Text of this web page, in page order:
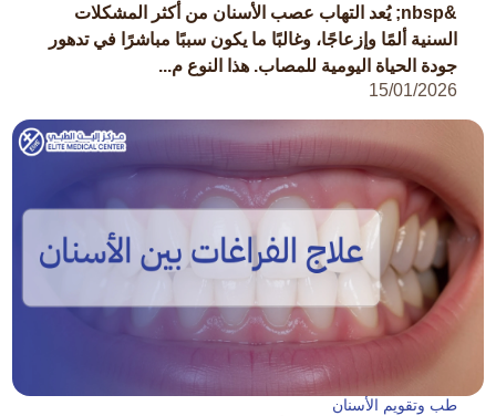
&nbsp; يُعد التهاب عصب الأسنان من أكثر المشكلات
السنية ألمًا وإزعاجًا، وغالبًا ما يكون سببًا مباشرًا في تدهور
جودة الحياة اليومية للمصاب. هذا النوع م...
15/01/2026
طب وتقويم الأسنان